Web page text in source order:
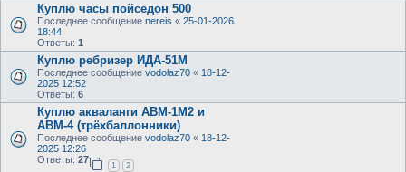
Куплю часы пойседон 500
Последнее сообщение nereis « 25-01-2026
18:44
Ответы: 1
Куплю ребризер ИДА-51М
Последнее сообщение vodolaz70 « 18-12-
2025 12:52
Ответы: 6
Куплю акваланги АВМ-1М2 и
АВМ-4 (трёхбаллонники)
Последнее сообщение vodolaz70 « 18-12-
2025 12:26
Ответы: 27
1 2